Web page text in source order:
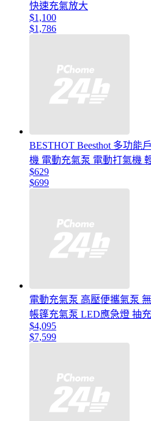
快速充氣放大
$1,100
$1,786
BESTHOT Beesthot 多功能
機 電動充氣泵 電動打氣機
$629
$699
電動充氣泵 高壓便攜氣泵
帳篷充氣泵 LED應急燈 抽
$4,095
$7,599